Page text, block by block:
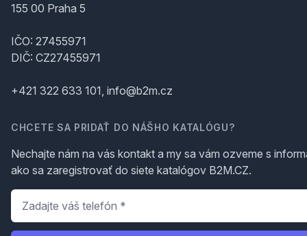
155 00 Praha 5
IČO: 27455971
DIČ: CZ27455971
+421 322 633 101, info@b2m.cz
CHCETE SA PRIDAŤ DO NÁŠHO KATALÓGU?
Nechajte nám na vás kontakt a my sa vám ozveme s
ako sa zaregistrovať do siete katalógov B2M.CZ.
Telefón